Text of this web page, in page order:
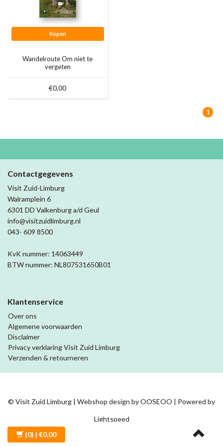
Kopen
Wandelroute Om niet te
vergeten
€0,00
1
Contactgegevens
Visit Zuid-Limburg
Walramplein 6
6301 DD Valkenburg a/d Geul
info@visitzuidlimburg.nl
043- 609 8500
KvK nummer: 14063449
BTW nummer: NL807531650B01
Klantenservice
Over ons
Algemene voorwaarden
Disclaimer
Privacy verklaring Visit Zuid Limburg
Verzenden & retourneren
© Visit Zuid Limburg | Webshop design byOOSEOO | Powered by
Lightspeed
(0) | €0,00